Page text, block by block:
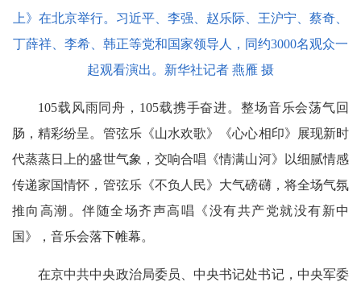
上》在北京举行。习近平、李强、赵乐际、王沪宁、蔡奇、
丁薛祥、李希、韩正等党和国家领导人，同约3000名观众一
起观看演出。新华社记者 燕雁 摄
105载风雨同舟，105载携手奋进。整场音乐会荡气回
肠，精彩纷呈。管弦乐《山水欢歌》《心心相印》展现新时
代蒸蒸日上的盛世气象，交响合唱《情满山河》以细腻情感
传递家国情怀，管弦乐《不负人民》大气磅礴，将全场气氛
推向高潮。伴随全场齐声高唱《没有共产党就没有新中
国》，音乐会落下帷幕。
在京中共中央政治局委员、中央书记处书记，中央军委